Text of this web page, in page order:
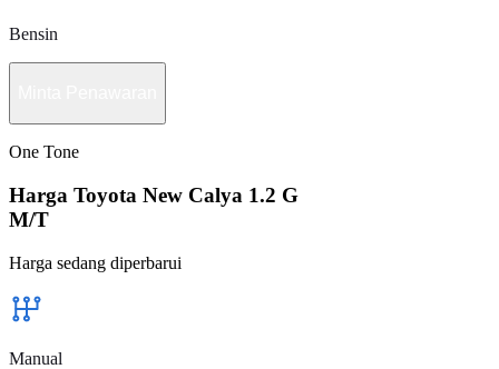
Bensin
One Tone
Harga Toyota New Calya 1.2 G
M/T
Harga sedang diperbarui
Manual